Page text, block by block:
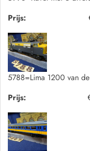
Prijs:
5788=Lima 1200 van
Prijs: